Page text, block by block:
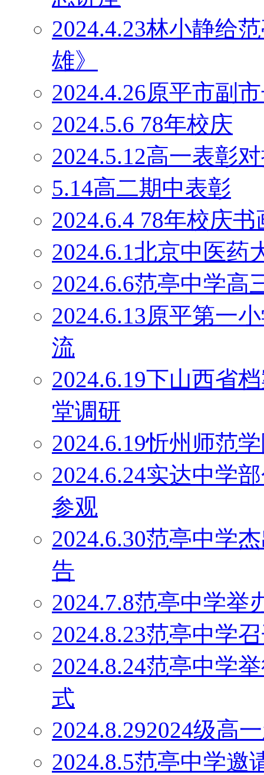
2024.4.23林小静给
雄》
2024.4.26原平市副
2024.5.6 78年校庆
2024.5.12高一表彰
5.14高二期中表彰
2024.6.4 78年校庆书
2024.6.1北京中医药
2024.6.6范亭中学高
2024.6.13原平第一
流
2024.6.19下山西省
堂调研
2024.6.19忻州师范
2024.6.24实达中学
参观
2024.6.30范亭中学
告
2024.7.8范亭中学举
2024.8.23范亭中学
2024.8.24范亭中学
式
2024.8.292024级高
2024.8.5范亭中学邀